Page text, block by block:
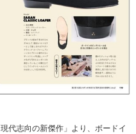
代志向の新傑作」より、ボードイ